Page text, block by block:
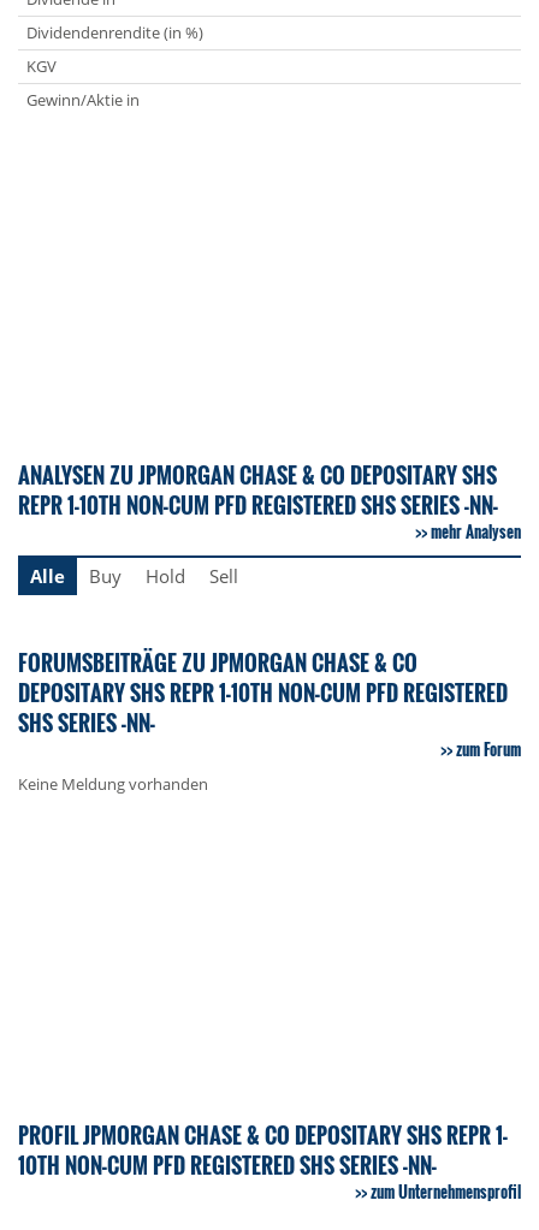
Dividendenrendite (in %)
KGV
Gewinn/Aktie in
ANALYSEN ZU JPMORGAN CHASE & CO DEPOSITARY SHS
REPR 1-10TH NON-CUM PFD REGISTERED SHS SERIES -NN-
mehr Analysen
Alle
Buy Hold Sell
FORUMSBEITRÄGE ZU JPMORGAN CHASE & CO
DEPOSITARY SHS REPR 1-10TH NON-CUM PFD REGISTERED
SHS SERIES -NN-
zum Forum
Keine Meldung vorhanden
PROFIL JPMORGAN CHASE & CO DEPOSITARY SHS REPR 1-
10TH NON-CUM PFD REGISTERED SHS SERIES -NN-
zum Unternehmensprofil